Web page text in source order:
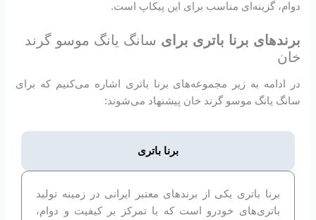
دوام، گزینه‌ای مناسب برای این پیکاپ است.
برندهای برنا باتری برای سانگ یانگ موسو گرند
خان
در ادامه به زیر مجموعه‌های برنا باتری اشاره می‌کنیم که برای
سانگ یانگ موسو گرند خان پیشنهاد می‌شوند:
برنا باتری
برنا باتری یکی از برندهای معتبر ایرانی در زمینه تولید
باتری‌های خودرو است که با تمرکز بر کیفیت و دوام،